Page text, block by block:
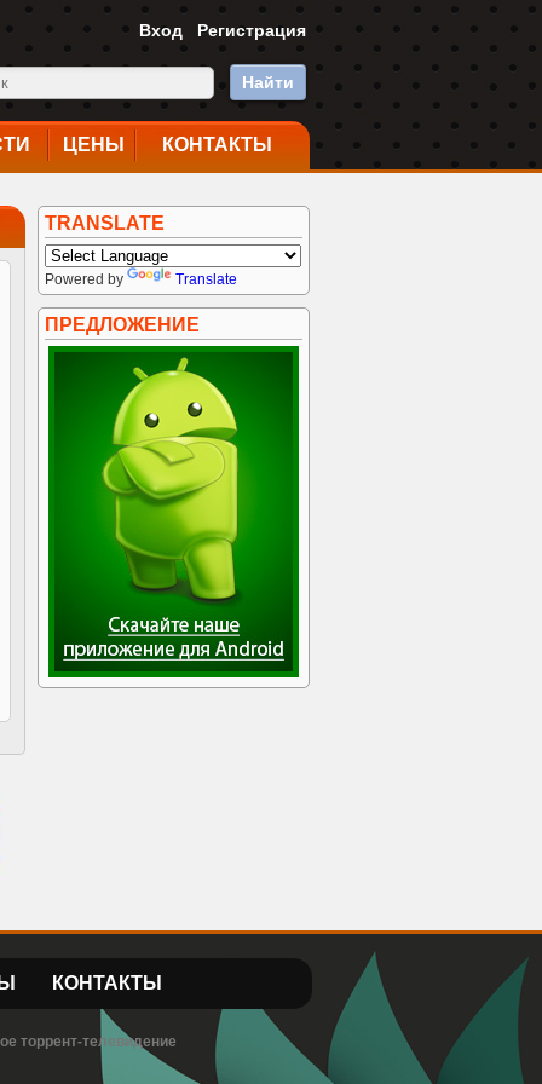
Вход Регистрация
Найти
ЦЕНЫ КОНТАКТЫ
TRANSLATE
Powered by Translate
ПРЕДЛОЖЕНИЕ
КОНТАКТЫ
торрент-телевидение